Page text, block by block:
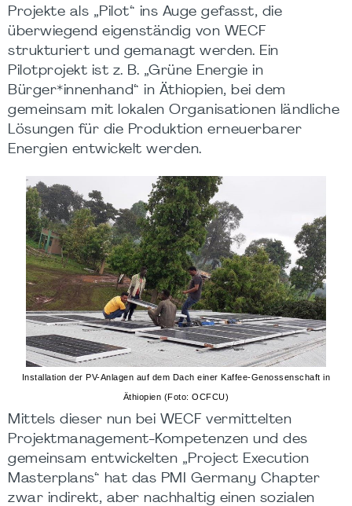
Projekte als „Pilot“ ins Auge gefasst, die
überwiegend eigenständig von WECF
strukturiert und gemanagt werden. Ein
Pilotprojekt ist z. B. „Grüne Energie in
Bürger*innenhand“ in Äthiopien, bei dem
gemeinsam mit lokalen Organisationen ländliche
Lösungen für die Produktion erneuerbarer
Energien entwickelt werden.
Installation der PV-Anlagen auf dem Dach einer Kaffee-Genossenschaft in
Äthiopien (Foto: OCFCU)
Mittels dieser nun bei WECF vermittelten
Projektmanagement-Kompetenzen und des
gemeinsam entwickelten „Project Execution
Masterplans“ hat das PMI Germany Chapter
zwar indirekt, aber nachhaltig einen sozialen